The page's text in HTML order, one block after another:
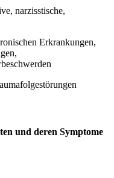
narzisstische,
Erkrankungen,
und deren Symptome